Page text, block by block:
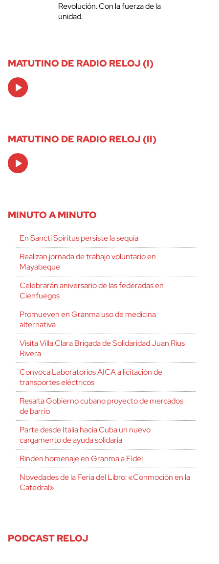
Revolución. Con la fuerza de la
unidad.
MATUTINO DE RADIO RELOJ (I)
Audio
Player
MATUTINO DE RADIO RELOJ (II)
Audio
Player
MINUTO A MINUTO
En Sancti Spíritus persiste la sequía
Realizan jornada de trabajo voluntario en
Mayabeque
Celebrarán aniversario de las federadas en
Cienfuegos
Promueven en Granma uso de medicina
alternativa
Visita Villa Clara Brigada de Solidaridad Juan Rius
Rivera
Convoca Laboratorios AICA a licitación de
transportes eléctricos
Resalta Gobierno cubano proyecto de mercados
de barrio
Parte desde Italia hacia Cuba un nuevo
cargamento de ayuda solidaria
Rinden homenaje en Granma a Fidel
Novedades de la Feria del Libro: «Conmoción en la
Catedral»
PODCAST RELOJ